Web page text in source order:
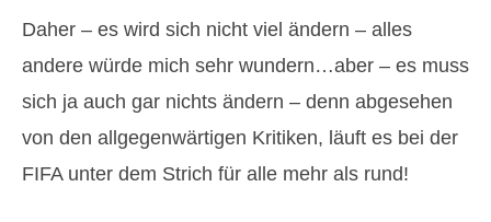
Daher – es wird sich nicht viel ändern – alles
andere würde mich sehr wundern…aber – es muss
sich ja auch gar nichts ändern – denn abgesehen
von den allgegenwärtigen Kritiken, läuft es bei der
FIFA unter dem Strich für alle mehr als rund!